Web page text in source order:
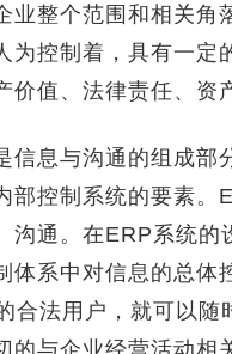
业整个范围和相关角
为控制着，具有一定
价值、法律责任、资
息与沟通的组成部
部控制系统的要素
沟通。在ERP系统
体系中对信息的总
合法用户，就可以
的与企业经营活动相